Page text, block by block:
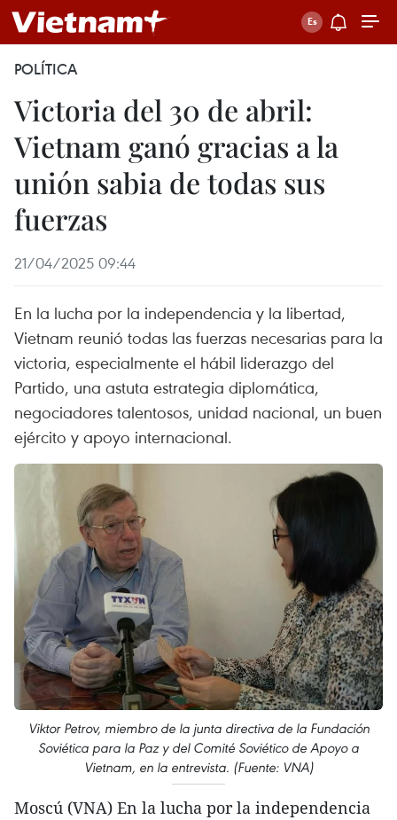
POLÍTICA
Victoria del 30 de abril:
Vietnam ganó gracias a la
unión sabia de todas sus
fuerzas
21/04/2025 09:44
En la lucha por la independencia y la libertad,
Vietnam reunió todas las fuerzas necesarias para la
victoria, especialmente el hábil liderazgo del
Partido, una astuta estrategia diplomática,
negociadores talentosos, unidad nacional, un buen
ejército y apoyo internacional.
Viktor Petrov, miembro de la junta directiva de la Fundación
Soviética para la Paz y del Comité Soviético de Apoyo a
Vietnam, en la entrevista. (Fuente: VNA)
Moscú (VNA) En la lucha por la independencia